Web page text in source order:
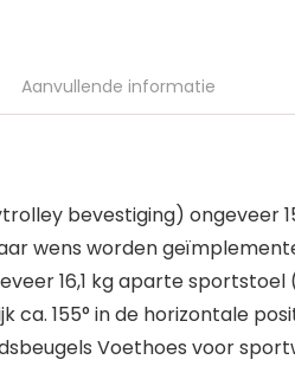
Aanvullende informatie
bevestiging) ongeveer
wens worden
16,1 kg aparte
ca. 155° in de horizontale
Voethoes voor